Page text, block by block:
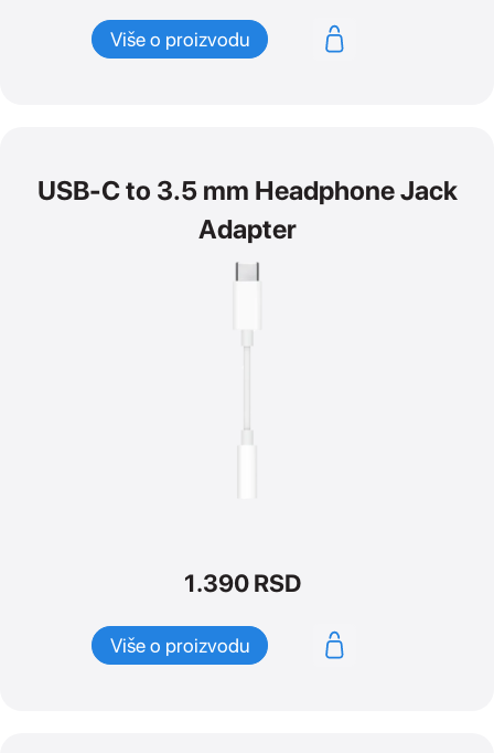
Više o proizvodu
USB-C to 3.5 mm Headphone Jack
Adapter
1.390RSD
Više o proizvodu